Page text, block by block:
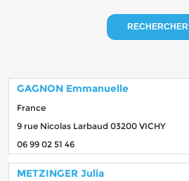
RECHERCHER
GAGNON Emmanuelle
France
9 rue Nicolas Larbaud 03200 VICHY
06 99 02 51 46
METZINGER Julia